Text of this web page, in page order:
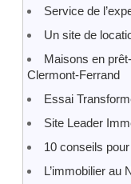
Service de
Un site de
Maisons en
Clermont-Ferrand
Essai
Site Leader
10 conseils
L’immobilier au